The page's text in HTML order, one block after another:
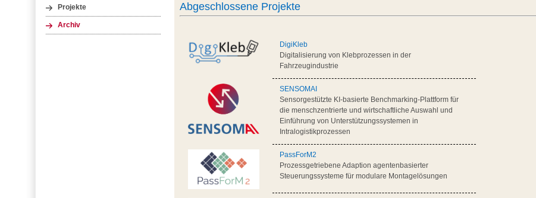
Projekte
Archiv
Abgeschlossene Projekte
DigiKleb
Digitalisierung von Klebprozessen in der
Fahrzeugindustrie
SENSOMAI
Sensorgestützte KI-basierte Benchmarking-Plattform für
die menschzentrierte und wirtschaftliche Auswahl und
Einführung von Unterstützungssystemen in
Intralogistikprozessen
PassForM2
Prozessgetriebene Adaption agentenbasierter
Steuerungssysteme für modulare Montagelösungen